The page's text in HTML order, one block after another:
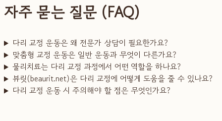
자주 묻는 질문 (FAQ)
다리 교정 운동은 왜 전문가 상담이 필요한가요?
맞춤형 교정 운동은 일반 운동과 무엇이 다른가요?
물리치료는 다리 교정 과정에서 어떤 역할을 하나요?
뷰릿(beaurit.net)은 다리 교정에 어떻게 도움을 줄 수 있나요?
다리 교정 운동 시 주의해야 할 점은 무엇인가요?